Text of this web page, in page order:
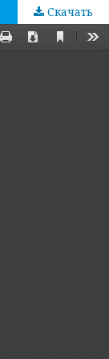
Скачать